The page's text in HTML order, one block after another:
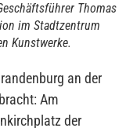
Thomas
im Stadtzentrum
Kunstwerke.
an der
Am
der